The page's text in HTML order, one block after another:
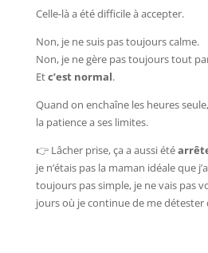
Celle-là a été difficile à accepter.
Non, je ne suis pas toujours calme.
Non, je ne gère pas toujours tout
Etc’est normal.
Quand on enchaîne les heures
la patience a ses limites.
👉 Lâcher prise, ça a aussi été
je n’étais pas la maman idéale que
toujours pas simple, je ne vais pas
jours où je continue de me détester